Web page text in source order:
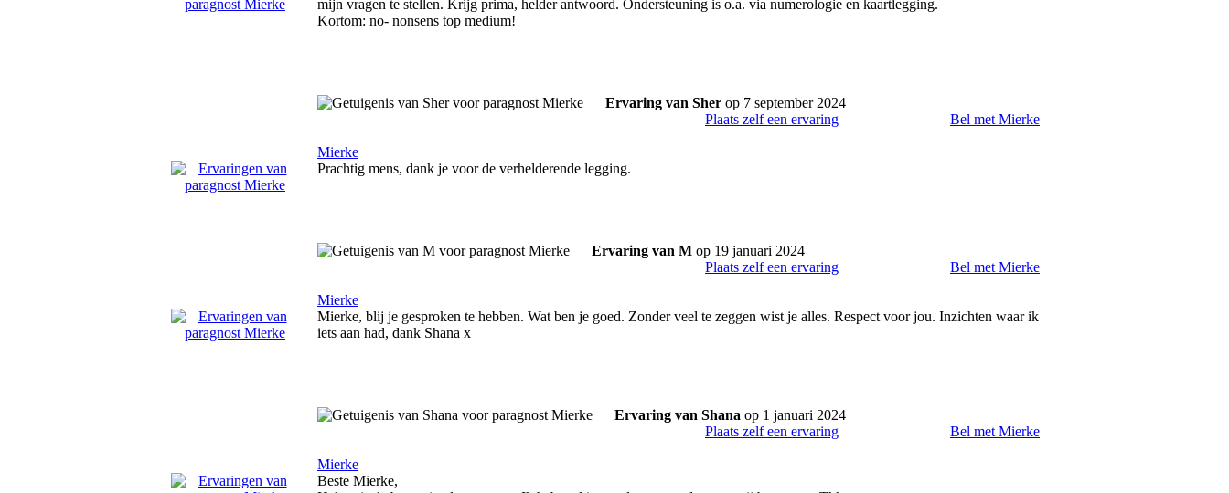
mijn vragen te stellen. Krijg prima, helder antwoord. Ondersteuning is o.a. via numerologie en kaartlegging.
Kortom: no- nonsens top medium!
Ervaring van Sher op 7 september 2024
Plaats zelf een ervaring
Bel met Mierke
Mierke
Prachtig mens, dank je voor de verhelderende legging.
Ervaring van M op 19 januari 2024
Plaats zelf een ervaring
Bel met Mierke
Mierke
Mierke, blij je gesproken te hebben. Wat ben je goed. Zonder veel te zeggen wist je alles. Respect voor jou. Inzichten waar ik
iets aan had, dank Shana x
Ervaring van Shana op 1 januari 2024
Plaats zelf een ervaring
Bel met Mierke
Mierke
Beste Mierke,